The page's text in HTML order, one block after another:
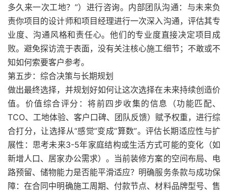
多久来一次工地？”）进行咨询。内部团队沟通：与未来负
责你项目的设计师和项目经理进行一次深入沟通，评估其专
业度、沟通风格和责任心。他们的专业度直接决定项目成
败。避免探访流于表面，没有关注核心施工细节；不敢或不
知如何索要客户参考。
第五步：综合决策与长期规划
做出最终选择，并规划好如何让这次选择在未来持续创造价
值。价值综合评分：将前四步收集的信息（功能匹配、
TCO、工地体验、客户口碑、团队反馈）赋予权重，进行综
合打分，让选择从“感觉”变成“算数”。评估长期适应性与扩
展性：思考未来3-5年家庭结构或生活方式可能的变化（如
新增人口、居家办公需求）。当前装修方案的空间布局、电
路预留、储物能力是否能平滑适应？明确服务条款与成功保
障：在合同中明确施工周期、付款节点、材料品牌型号、售